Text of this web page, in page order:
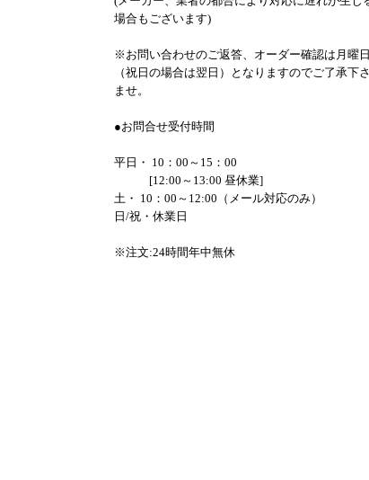
場合もございます)
※お問い合わせのご返答、オーダー確認は月曜日
（祝日の場合は翌日）となりますのでご了承下
ませ。
●お問合せ受付時間
平日・ 10：00～15：00
[12:00～13:00 昼休業]
土・ 10：00～12:00（メール対応のみ）
日/祝・休業日
※注文:24時間年中無休